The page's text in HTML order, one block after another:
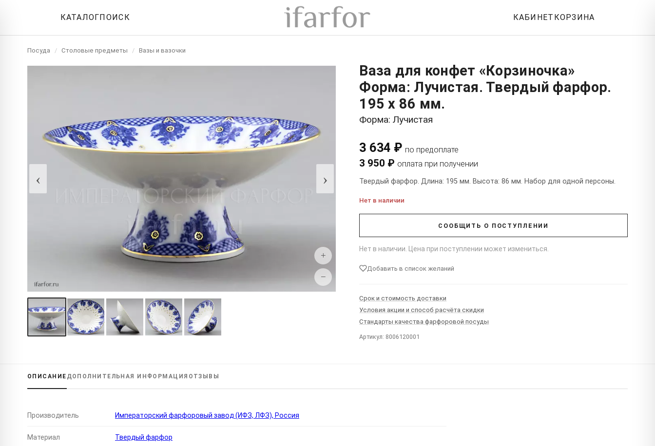
КАТАЛОГПОИСК КАБИНЕТ КОРЗИНА
Посуда / Столовые предметы / Вазы и вазочки
‹ ›
+
−
Ваза для конфет «Корзиночка»
Форма: Лучистая. Твердый фарфор.
195 x 86 мм.
Форма: Лучистая
3 634 ₽ по предоплате
3 950 ₽ оплата при получении
Твердый фарфор. Длина: 195 мм. Высота: 86 мм. Набор для одной персоны.
Нет в наличии
СООБЩИТЬ О ПОСТУПЛЕНИИ
Нет в наличии. Цена при поступлении может измениться.
Добавить в список желаний
Срок и стоимость доставки
Условия акции и способ расчёта скидки
Стандарты качества фарфоровой посуды
Артикул: 8006120001
ОПИСАНИЕ ДОПОЛНИТЕЛЬНАЯ ИНФОРМАЦИЯ ОТЗЫВЫ
Производитель Императорский фарфоровый завод (ИФЗ, ЛФЗ), Россия
Материал Твердый фарфор